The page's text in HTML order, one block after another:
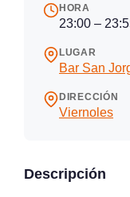
HORA
23:00 –
LUGAR
Bar San
DIRECCIÓN
Viernoles
Descripción